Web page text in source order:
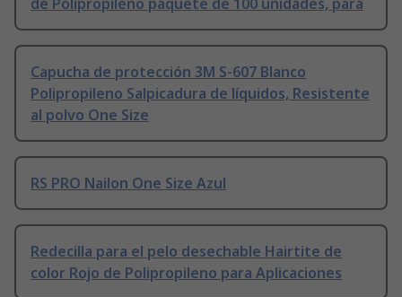
de Polipropileno paquete de 100 unidades, para
Capucha de protección 3M S-607 Blanco
Polipropileno Salpicadura de líquidos, Resistente
al polvo One Size
RS PRO Nailon One Size Azul
Redecilla para el pelo desechable Hairtite de
color Rojo de Polipropileno para Aplicaciones